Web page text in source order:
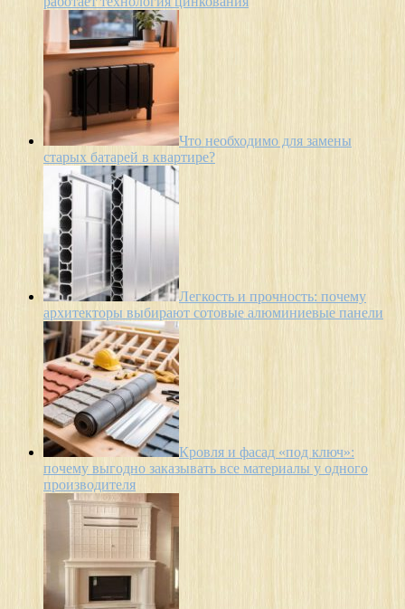
Что необходимо для замены
старых батарей в квартире?
Легкость и прочность: почему
архитекторы выбирают сотовые алюминиевые панели
Кровля и фасад «под ключ»:
почему выгодно заказывать все материалы у одного
производителя